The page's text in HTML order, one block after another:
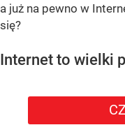
a już na pewno w
się?
Internet to wielki